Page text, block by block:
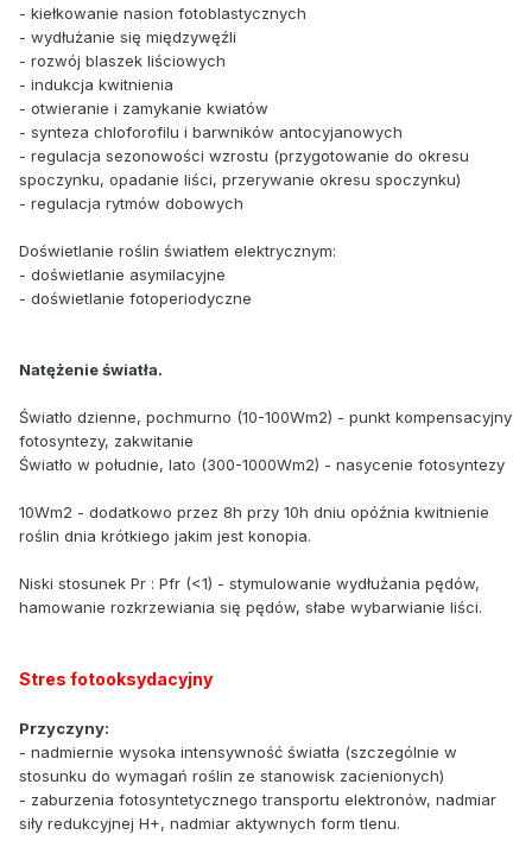
- kiełkowanie nasion fotoblastycznych
- wydłużanie się międzywęźli
- rozwój blaszek liściowych
- indukcja kwitnienia
- otwieranie i zamykanie kwiatów
- synteza chloforofilu i barwników antocyjanowych
- regulacja sezonowości wzrostu (przygotowanie do okresu
spoczynku, opadanie liści, przerywanie okresu spoczynku)
- regulacja rytmów dobowych
Doświetlanie roślin światłem elektrycznym:
- doświetlanie asymilacyjne
- doświetlanie fotoperiodyczne
Natężenie światła.
Światło dzienne, pochmurno (10-100Wm2) - punkt kompensacyjny
fotosyntezy, zakwitanie
Światło w południe, lato (300-1000Wm2) - nasycenie fotosyntezy
10Wm2 - dodatkowo przez 8h przy 10h dniu opóźnia kwitnienie
roślin dnia krótkiego jakim jest konopia.
Niski stosunek Pr : Pfr (<1) - stymulowanie wydłużania pędów,
hamowanie rozkrzewiania się pędów, słabe wybarwianie liści.
Stres fotooksydacyjny
Przyczyny:
- nadmiernie wysoka intensywność światła (szczególnie w
stosunku do wymagań roślin ze stanowisk zacienionych)
- zaburzenia fotosyntetycznego transportu elektronów, nadmiar
siły redukcyjnej H+, nadmiar aktywnych form tlenu.